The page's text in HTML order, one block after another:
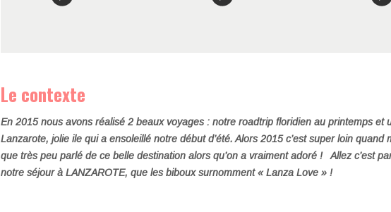
Le contexte
En 2015 nous avons réalisé 2 beaux voyages : notre roadtrip floridien au printemps et
Lanzarote, jolie ile qui a ensoleillé notre début d’été. Alors 2015 c’est super loin quand
que très peu parlé de ce belle destination alors qu’on a vraiment adoré ! Allez c’est
notre séjour à LANZAROTE, que les biboux surnomment « Lanza Love » !